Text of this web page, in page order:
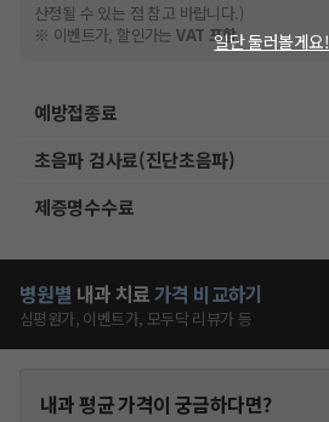
산정될 수 있는 점 참고 바랍니다.)
※ 이벤트가, 할인가는VAT 포함
예방접종료
초음파 검사료(진단초음파)
제증명수수료
병원별 내과 치료가격 비교하기
심평원가, 이벤트가, 모두닥 리뷰가 등
내과평균 가격이 궁금하다면?
일단 둘러볼게요!